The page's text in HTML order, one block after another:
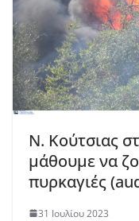
Ν. Κούτσιας
μάθουμε να
πυρκαγιές
31 Ιουλίου 2023